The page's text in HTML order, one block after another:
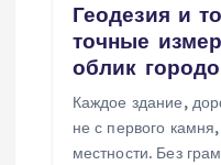
Геодезия и
точные
облик
Каждое здание,
не с первого
местности. Без